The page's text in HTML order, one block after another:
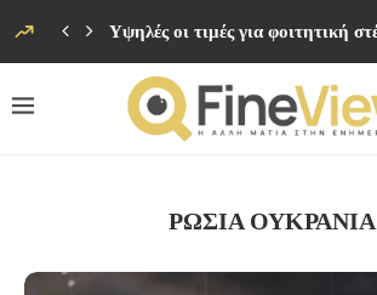
Υψηλές οι τιμές για φοιτητική
ΡΩΣΙΑ ΟΥΚΡΑΝΙΑ